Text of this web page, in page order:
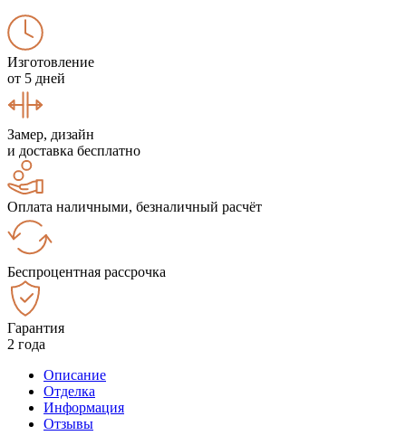
Изготовление
от 5 дней
Замер, дизайн
и доставка бесплатно
Оплата наличными, безналичный расчёт
Беспроцентная рассрочка
Гарантия
2 года
Описание
Отделка
Информация
Отзывы